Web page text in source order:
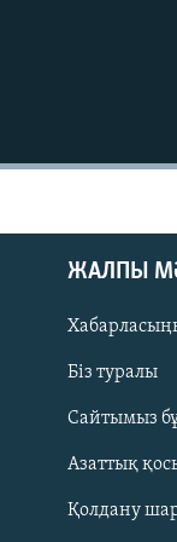
Русский
ЖАЛПЫ
Біз туралы
Сайтымыз
Азаттық
Қолдану